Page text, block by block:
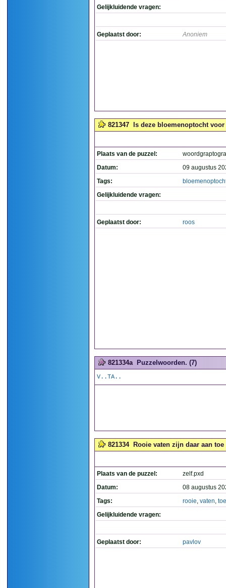
Gelijkluidende vragen:
Geplaatst door: Anoniem
821347 Is deze bloemenoptocht
Plaats van de puzzel:
Datum:
09 augustus
Tags:
Gelijkluidende vragen:
Geplaatst door: roos
821334a Puzzelwoorden. (7)
V..TA..
821334 Rooie vaten zijn daar aan
Plaats van de puzzel:
zelf.pxd
Datum:
08 augustus
Tags:
rooie, vaten, toe
Gelijkluidende vragen:
Geplaatst door: pavlov